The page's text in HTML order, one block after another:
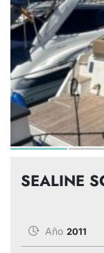
SEALINE
Año 2011